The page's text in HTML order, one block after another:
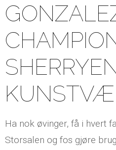
Ha nok øvinger, få i hvert
Storsalen og fos gjøre